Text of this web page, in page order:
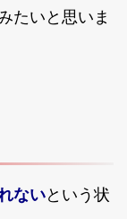
たいと思いま
ないという状